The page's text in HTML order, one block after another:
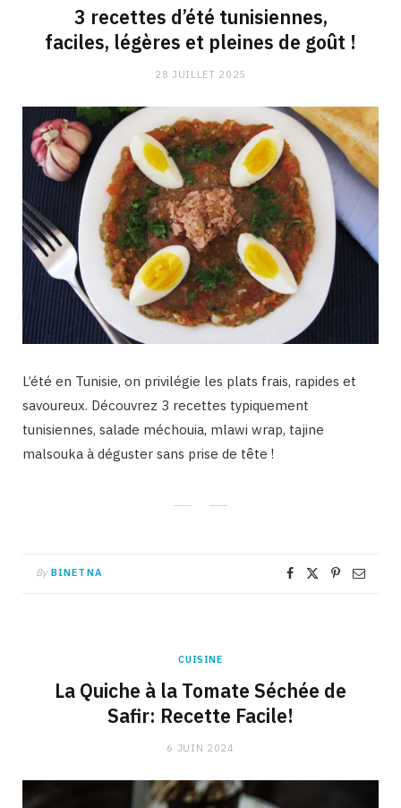
3 recettes d’été tunisiennes,
faciles, légères et pleines de goût !
28 JUILLET 2025
L’été en Tunisie, on privilégie les plats frais, rapides et
savoureux. Découvrez 3 recettes typiquement
tunisiennes, salade méchouia, mlawi wrap, tajine
malsouka à déguster sans prise de tête !
By BINETNA
CUISINE
La Quiche à la Tomate Séchée de
Safir: Recette Facile!
6 JUIN 2024